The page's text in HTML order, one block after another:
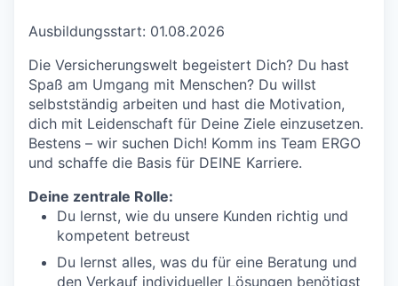
Ausbildungsstart: 01.08.2026
Die Versicherungswelt begeistert Dich? Du hast
Spaß am Umgang mit Menschen? Du willst
selbstständig arbeiten und hast die Motivation,
dich mit Leidenschaft für Deine Ziele einzusetzen.
Bestens – wir suchen Dich! Komm ins Team ERGO
und schaffe die Basis für DEINE Karriere.
Deine zentrale Rolle:
Du lernst, wie du unsere Kunden richtig und
kompetent betreust
Du lernst alles, was du für eine Beratung und
den Verkauf individueller Lösungen benötigst